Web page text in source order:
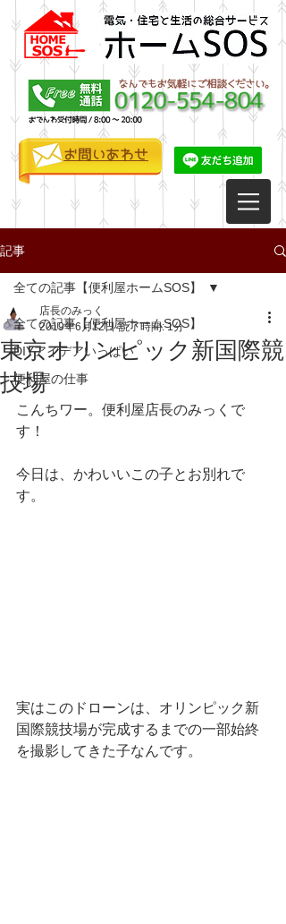
お問いあわせ
記事
全ての記事【便利屋ホームSOS】
DIYアイデアいっぱい
便利屋の仕事
全ての記事【便利屋ホームSOS】
東京オリンピック新国際競
技場
店長のみっく
2019年6月12日 読了時間: 1分
こんちワー。便利屋店長のみっくで
す！
今日は、かわいいこの子とお別れで
す。
実はこのドローンは、オリンピック新
国際競技場が完成するまでの一部始終
を撮影してきた子なんです。